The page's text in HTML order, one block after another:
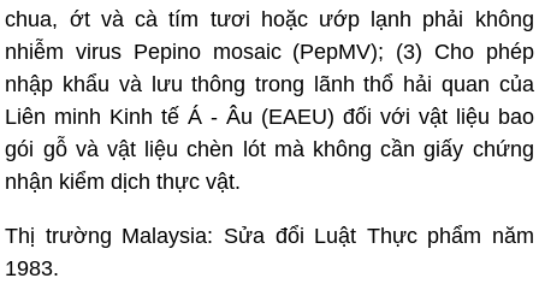
chua, ớt và cà tím tươi hoặc ướp lạnh phải không
nhiễm virus Pepino mosaic (PepMV); (3) Cho phép
nhập khẩu và lưu thông trong lãnh thổ hải quan của
Liên minh Kinh tế Á - Âu (EAEU) đối với vật liệu bao
gói gỗ và vật liệu chèn lót mà không cần giấy chứng
nhận kiểm dịch thực vật.
Thị trường Malaysia: Sửa đổi Luật Thực phẩm năm
1983.